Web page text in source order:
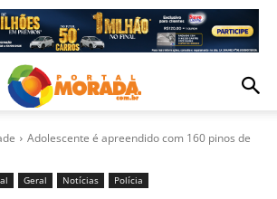
Adolescente é apreendido com 160 pinos de
Geral Notícias Polícia